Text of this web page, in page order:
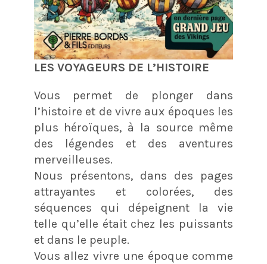
LES VOYAGEURS DE L’HISTOIRE
Vous permet de plonger dans
l’histoire et de vivre aux époques les
plus héroïques, à la source même
des légendes et des aventures
merveilleuses.
Nous présentons, dans des pages
attrayantes et colorées, des
séquences qui dépeignent la vie
telle qu’elle était chez les puissants
et dans le peuple.
Vous allez vivre une époque comme